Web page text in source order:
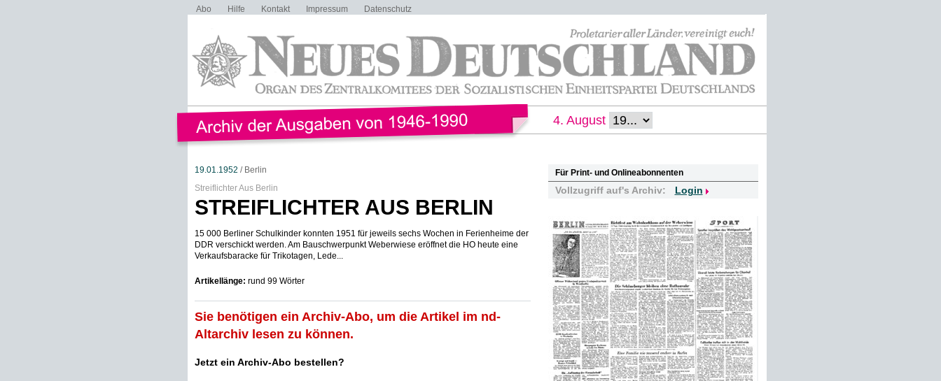
Abo Hilfe Kontakt Impressum Datenschutz
4. August
19.01.1952 / Berlin
Streiflichter Aus Berlin
STREIFLICHTER AUS BERLIN
15 000 Berliner Schulkinder konnten 1951 für jeweils sechs Wochen in Ferienheime der
DDR verschickt werden. Am Bauschwerpunkt Weberwiese eröffnet die HO heute eine
Verkaufsbaracke für Trikotagen, Lede...
Artikellänge: rund 99 Wörter
Sie benötigen ein Archiv-Abo, um die Artikel im nd-
Altarchiv lesen zu können.
Jetzt ein Archiv-Abo bestellen?
Für Print- und Onlineabonnenten
Vollzugriff auf's Archiv: Login